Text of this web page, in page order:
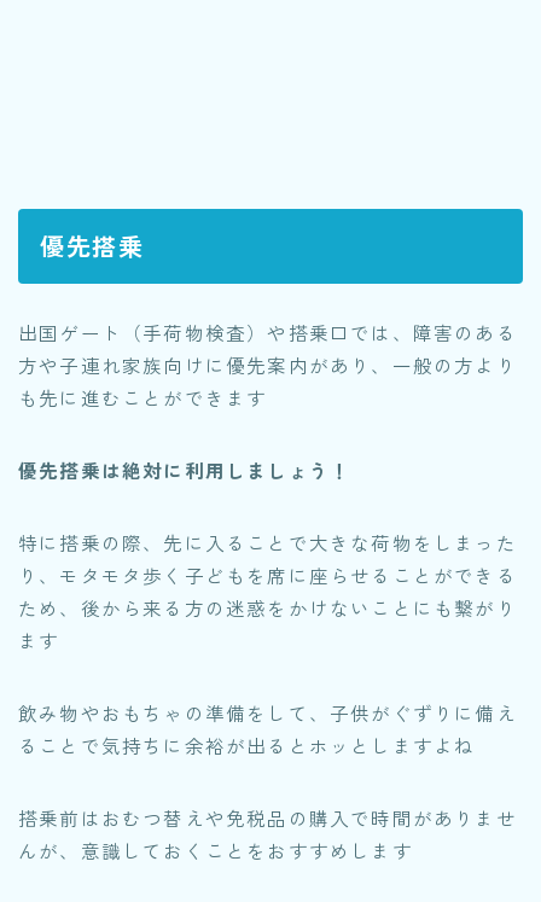
優先搭乗
出国ゲート（手荷物検査）や搭乗口では、障害のある
方や子連れ家族向けに優先案内があり、一般の方より
も先に進むことができます
優先搭乗は絶対に利用しましょう！
特に搭乗の際、先に入ることで大きな荷物をしまった
り、モタモタ歩く子どもを席に座らせることができる
ため、後から来る方の迷惑をかけないことにも繋がり
ます
飲み物やおもちゃの準備をして、子供がぐずりに備え
ることで気持ちに余裕が出るとホッとしますよね
搭乗前はおむつ替えや免税品の購入で時間がありませ
んが、意識しておくことをおすすめします